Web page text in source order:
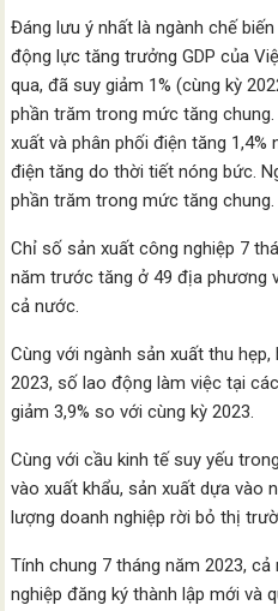
Đáng lưu ý nhất là ngành chế
động lực tăng trưởng GDP của
qua, đã suy giảm 1% (cùng kỳ
phần trăm trong mức tăng
xuất và phân phối điện tăng
điện tăng do thời tiết nóng bức.
phần trăm trong mức tăng chung.
Chỉ số sản xuất công nghiệp 7
năm trước tăng ở 49 địa phương
cả nước.
Cùng với ngành sản xuất thu
2023, số lao động làm việc tại
giảm 3,9% so với cùng kỳ 2023.
Cùng với cầu kinh tế suy yếu
vào xuất khẩu, sản xuất dựa vào
lượng doanh nghiệp rời bỏ thị
Tính chung 7 tháng năm 2023,
nghiệp đăng ký thành lập mới và